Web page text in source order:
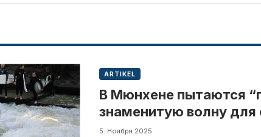
ARTIKEL
В Мюнхене пытаются
знаменитую волну для
Айсбах
5. Ноября 2025